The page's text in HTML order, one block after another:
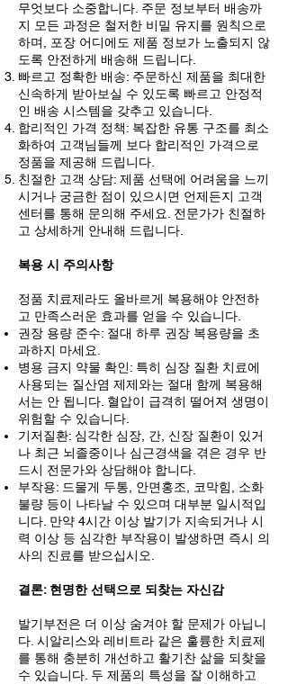
무엇보다 소중합니다. 주문 정보부터 배송까
지 모든 과정은 철저한 비밀 유지를 원칙으로
하며, 포장 어디에도 제품 정보가 노출되지 않
도록 안전하게 배송해 드립니다.
빠르고 정확한 배송: 주문하신 제품을 최대한
신속하게 받아보실 수 있도록 빠르고 안정적
인 배송 시스템을 갖추고 있습니다.
합리적인 가격 정책: 복잡한 유통 구조를 최소
화하여 고객님들께 보다 합리적인 가격으로
정품을 제공해 드립니다.
친절한 고객 상담: 제품 선택에 어려움을 느끼
시거나 궁금한 점이 있으시면 언제든지 고객
센터를 통해 문의해 주세요. 전문가가 친절하
고 상세하게 안내해 드립니다.
복용 시 주의사항
정품 치료제라도 올바르게 복용해야 안전하
고 만족스러운 효과를 얻을 수 있습니다.
권장 용량 준수: 절대 하루 권장 복용량을 초
과하지 마세요.
병용 금지 약물 확인: 특히 심장 질환 치료에
사용되는 질산염 제제와는 절대 함께 복용해
서는 안 됩니다. 혈압이 급격히 떨어져 생명이
위험할 수 있습니다.
기저질환: 심각한 심장, 간, 신장 질환이 있거
나 최근 뇌졸중이나 심근경색을 겪은 경우 반
드시 전문가와 상담해야 합니다.
부작용: 드물게 두통, 안면홍조, 코막힘, 소화
불량 등이 나타날 수 있으며 대부분 일시적입
니다. 만약 4시간 이상 발기가 지속되거나 시
력 이상 등 심각한 부작용이 발생하면 즉시 의
사의 진료를 받으십시오.
결론: 현명한 선택으로 되찾는 자신감
발기부전은 더 이상 숨겨야 할 문제가 아닙니
다. 시알리스와 레비트라 같은 훌륭한 치료제
를 통해 충분히 개선하고 활기찬 삶을 되찾을
수 있습니다. 두 제품의 특성을 잘 이해하고